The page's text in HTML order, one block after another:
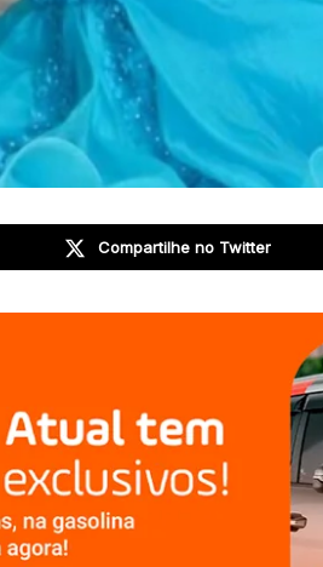
Compartilhe no Twitter